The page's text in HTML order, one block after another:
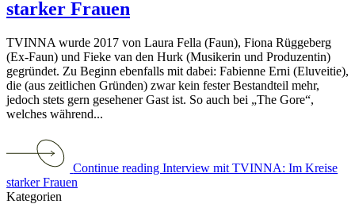
starker Frauen
TVINNA wurde 2017 von Laura Fella (Faun), Fiona Rüggeberg
(Ex-Faun) und Fieke van den Hurk (Musikerin und Produzentin)
gegründet. Zu Beginn ebenfalls mit dabei: Fabienne Erni (Eluveitie),
die (aus zeitlichen Gründen) zwar kein fester Bestandteil mehr,
jedoch stets gern gesehener Gast ist. So auch bei „The Gore“,
welches während...
Continue reading Interview mit TVINNA: Im Kreise
starker Frauen
Kategorien